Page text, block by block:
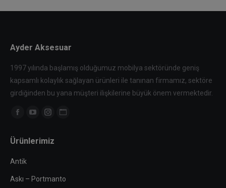
Ayder Aksesuar
1997 yılında başlamış olduğumuz mobilya sektöründe geniş
kapsamlı kolaylık sağlayan ürünleri ile tanınan firmamız, sektöre
girdiğinden bu yana müşteri ilişkilerine büyük önem vermektedir.
Find us on:
Facebook
opens
in
window
YouTube
opens
window
Instagram
opens
window
Website
window
Ürünlerimiz
Antik
Askı – Portmanto